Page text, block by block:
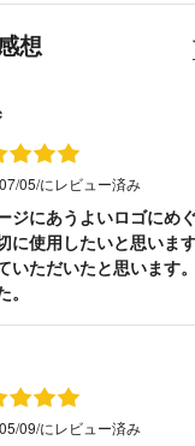
想
05/にレビュー済み
ジにあうよいロゴにめ
に使用したいと思いま
いただいたと思います
。
09/にレビュー済み